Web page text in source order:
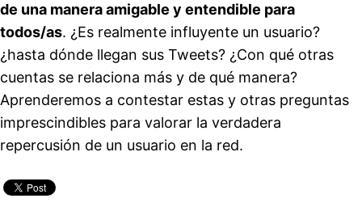
de una manera amigable y entendible para
todos/as. ¿Es realmente influyente un usuario?
¿hasta dónde llegan sus Tweets? ¿Con qué otras
cuentas se relaciona más y de qué manera?
Aprenderemos a contestar estas y otras preguntas
imprescindibles para valorar la verdadera
repercusión de un usuario en la red.